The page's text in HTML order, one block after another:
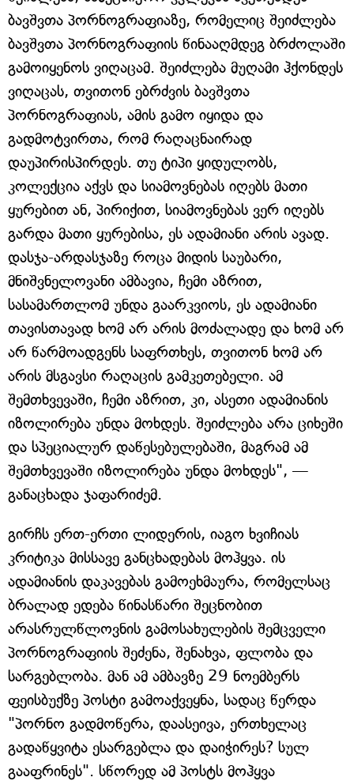
ბავშვთა პორნოგრაფიაზე, რომელიც შეიძლება
ბავშვთა პორნოგრაფიის წინააღმდეგ ბრძოლაში
გამოიყენოს ვიღაცამ. შეიძლება მუღამი ჰქონდეს
ვიღაცას, თვითონ ებრძვის ბავშვთა
პორნოგრაფიას, ამის გამო იყიდა და
გადმოტვირთა, რომ რაღაცნაირად
დაუპირისპირდეს. თუ ტიპი ყიდულობს,
კოლექცია აქვს და სიამოვნებას იღებს მათი
ყურებით ან, პირიქით, სიამოვნებას ვერ იღებს
გარდა მათი ყურებისა, ეს ადამიანი არის ავად.
დასჯა-არდასჯაზე როცა მიდის საუბარი,
მნიშვნელოვანი ამბავია, ჩემი აზრით,
სასამართლომ უნდა გაარკვიოს, ეს ადამიანი
თავისთავად ხომ არ არის მოძალადე და ხომ არ
არ წარმოადგენს საფრთხეს, თვითონ ხომ არ
არის მსგავსი რაღაცის გამკეთებელი. ამ
შემთხვევაში, ჩემი აზრით, კი, ასეთი ადამიანის
იზოლირება უნდა მოხდეს. შეიძლება არა ციხეში
და სპეციალურ დაწესებულებაში, მაგრამ ამ
შემთხვევაში იზოლირება უნდა მოხდეს", —
განაცხადა ჯაფარიძემ.
გირჩს ერთ-ერთი ლიდერის, იაგო ხვიჩიას
კრიტიკა მისსავე განცხადებას მოჰყვა. ის
ადამიანის დაკავებას გამოეხმაურა, რომელსაც
ბრალად ედება წინასწარი შეცნობით
არასრულწლოვნის გამოსახულების შემცველი
პორნოგრაფიის შეძენა, შენახვა, ფლობა და
სარგებლობა. მან ამ ამბავზე 29 ნოემბერს
ფეისბუქზე პოსტი გამოაქვეყნა, სადაც წერდა
"პორნო გადმოწერა, დაასეივა, ერთხელაც
გადაწყვიტა ესარგებლა და დაიჭირეს? სულ
გააფრინეს". სწორედ ამ პოსტს მოჰყვა